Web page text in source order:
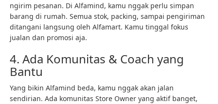
ngirim pesanan. Di Alfamind, kamu nggak perlu simpan
barang di rumah. Semua stok, packing, sampai pengiriman
ditangani langsung oleh Alfamart. Kamu tinggal fokus
jualan dan promosi aja.
4. Ada Komunitas & Coach yang
Bantu
Yang bikin Alfamind beda, kamu nggak akan jalan
sendirian. Ada komunitas Store Owner yang aktif banget,